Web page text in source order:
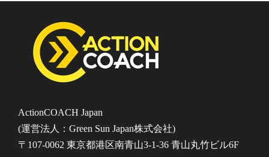
ActionCOACH Japan
(運営法人：Green Sun Japan株式会社)
〒107-0062 東京都港区南青山3-1-36 青山丸竹ビル6F